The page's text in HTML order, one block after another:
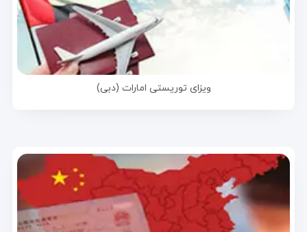
ویزای توریستی امارات (دبی)